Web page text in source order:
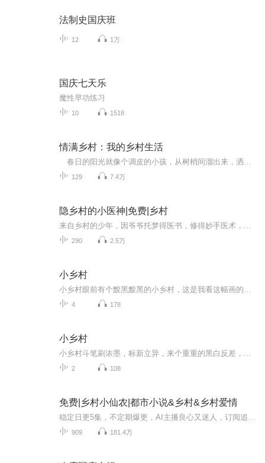
法制史国庆班
12 1万
国庆七天乐
魔性早功练习
10 1518
情满乡村：我的乡村生活
129 7.4万
隐乡村的小医神|免费|乡村
290 2.5万
小乡村
4 178
小乡村
2 108
免费|乡村小仙农|都市小说&乡村&乡村爱情
909 181.4万